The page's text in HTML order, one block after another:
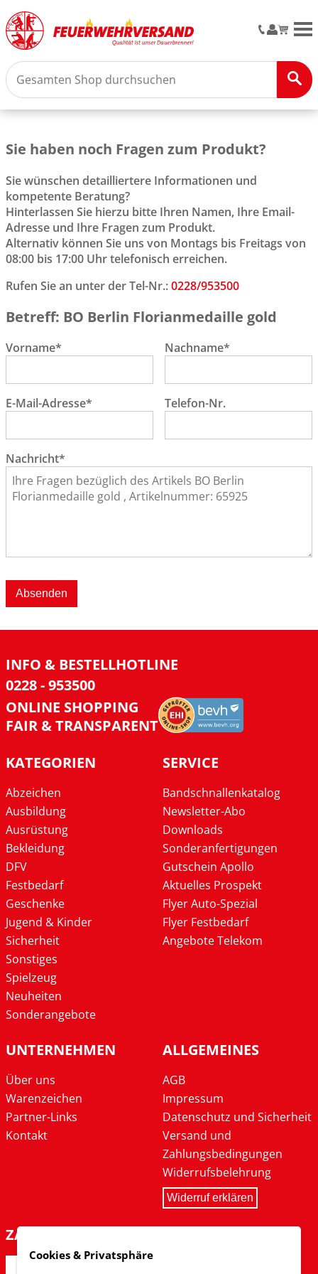
Sie haben noch Fragen zum Produkt?
Sie wünschen detailliertere Informationen und
kompetente Beratung?
Hinterlassen Sie hierzu bitte Ihren Namen, Ihre Email-
Adresse und Ihre Fragen zum Produkt.
Alternativ können Sie uns von Montags bis Freitags von
08:00 bis 17:00 Uhr telefonisch erreichen.
Rufen Sie an unter der Tel-Nr.:0228/953500
Betreff: BO Berlin Florianmedaille gold
Vorname* Nachname*
E-Mail-Adresse* Telefon-Nr.
Nachricht*
Absenden
INFO & BESTELLHOTLINE
0228 - 953500
ONLINE SHOPPING
FAIR & TRANSPARENT
KATEGORIEN
Abzeichen
Ausbildung
Ausrüstung
Bekleidung
DFV
Festbedarf
Geschenke
Jugend & Kinder
Sicherheit
Sonstiges
Spielzeug
Neuheiten
Sonderangebote
SERVICE
Bandschnallenkatalog
Newsletter-Abo
Downloads
Sonderanfertigungen
Gutschein Apollo
Aktuelles Prospekt
Flyer Auto-Spezial
Flyer Festbedarf
Angebote Telekom
UNTERNEHMEN
Über uns
Warenzeichen
Partner-Links
Kontakt
ALLGEMEINES
AGB
Impressum
Datenschutz und Sicherheit
Versand und
Zahlungsbedingungen
Widerrufsbelehrung
Widerruf erklären
ZAHLARTEN
Cookies & Privatsphäre